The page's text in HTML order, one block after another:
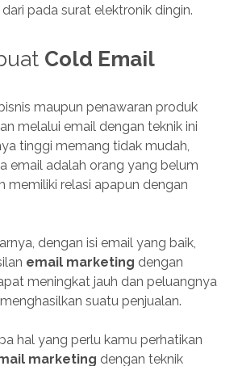
pada surat elektronik dingin.
Cold Email
maupun penawaran produk
melalui email dengan teknik ini
tinggi memang tidak mudah,
email adalah orang yang belum
memiliki relasi apapun dengan
dengan isi email yang baik,
email marketing dengan
meningkat jauh dan peluangnya
suatu penjualan.
hal yang perlu kamu perhatikan
marketing dengan teknik